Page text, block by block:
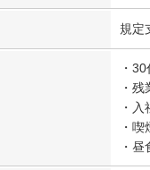
規定
・
・
・
・
・